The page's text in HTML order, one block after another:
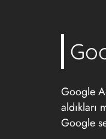
Google
aldıkları
Google